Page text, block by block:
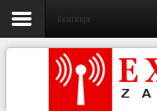
Guadalupe